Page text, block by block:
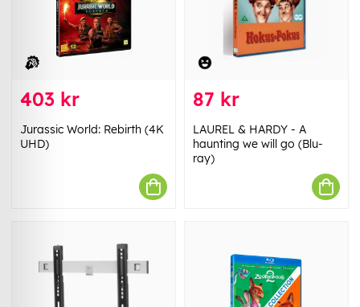
403 kr
Jurassic World: Rebirth (4K
UHD)
87 kr
LAUREL & HARDY - A
haunting we will go (Blu-
ray)